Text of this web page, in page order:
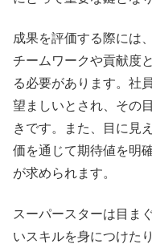
成果を評価する際には
チームワークや貢献度
る必要があります。社
望ましいとされ、その
きです。また、目に見
価を通じて期待値を明
が求められます。
スーパースターは目ま
いスキルを身につけた